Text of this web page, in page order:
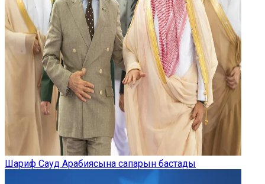
Шариф Сауд Арабиясына сапарын бастады